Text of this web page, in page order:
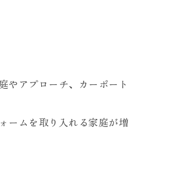
やアプローチ、カーポート
ームを取り入れる家庭が増